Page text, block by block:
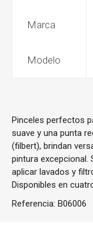
Marca
Modelo
Pinceles perfectos
suave y una punta
(filbert), brindan
pintura excepcional.
aplicar lavados y
Disponibles en
Referencia: B06006